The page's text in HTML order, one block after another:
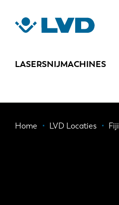
inhoudLASERSNIJMACHINES
Kruimelpad
Home LVD Locaties Fiji